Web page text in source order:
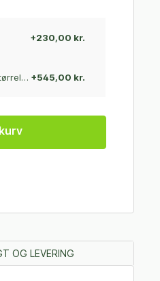
+230,00 kr.
Salta Cover til trampolin Ø366 cm, sort Størrelse: Ø366 cm +545,00 kr.
OG LEVERING